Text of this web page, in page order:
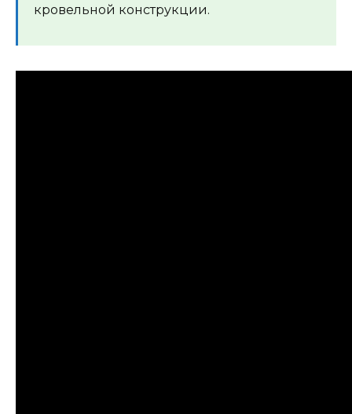
кровельной конструкции.